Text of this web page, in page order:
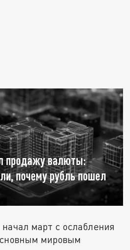
продажу валюты:
почему рубль пошел
март с ослабления
мировым